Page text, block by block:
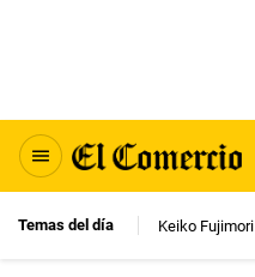
Temas del día Keiko Fujimori